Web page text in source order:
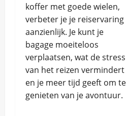
koffer met goede wielen,
verbeter je je reiservaring
aanzienlijk. Je kunt je
bagage moeiteloos
verplaatsen, wat de stress
van het reizen vermindert
en je meer tijd geeft om te
genieten van je avontuur.